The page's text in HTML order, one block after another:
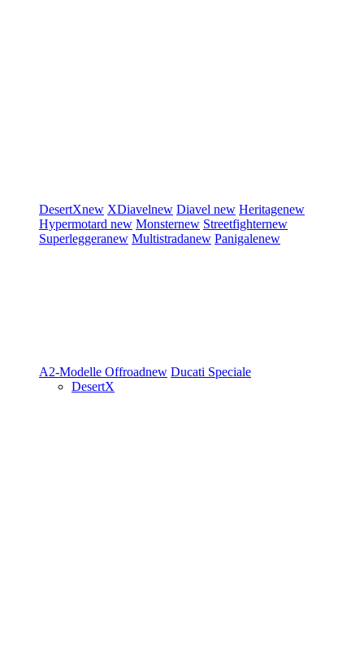
DesertXnew XDiavelnew Diavel new Heritagenew
Hypermotard new Monsternew Streetfighternew
Superleggeranew Multistradanew Panigalenew
A2-Modelle Offroadnew Ducati Speciale
DesertX